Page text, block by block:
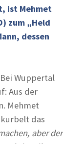
ist Mehmet
zum „Held
dessen
Wuppertal
Aus der
Mehmet
das
aber der